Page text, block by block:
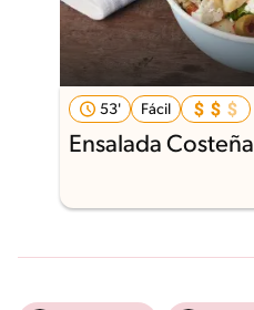
53' Fácil
Ensalada Costeña